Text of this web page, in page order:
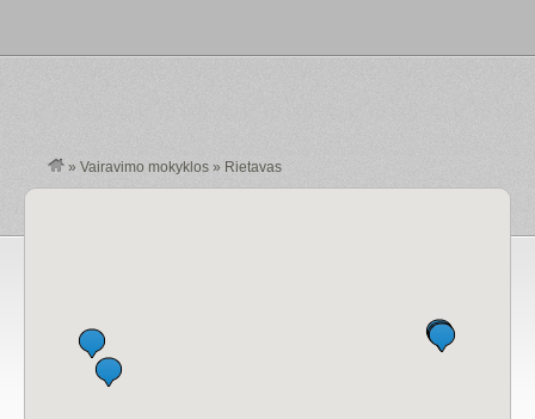
» Vairavimo mokyklos » Rietavas